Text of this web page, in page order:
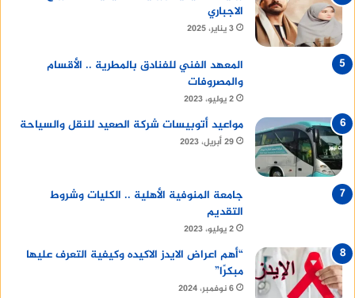
الاجباري
3 يناير، 2025
المعهد الفني للفنادق بالمطرية .. الأقسام
والمصروفات
2 يوليو، 2023
مواعيد أتوبيسات شركة الصعيد للنقل والسياحة
29 أبريل، 2023
جامعة المنوفية الأهلية .. الكليات وشروط
التقديم
2 يوليو، 2023
“أهم اعراض الايدز الاكيده وكيفية التعرف عليها
مبكرًا”
6 نوفمبر، 2024